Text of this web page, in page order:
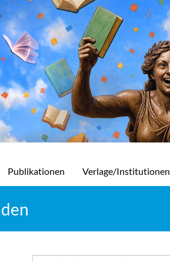
Publikationen Verlage/Institutionen